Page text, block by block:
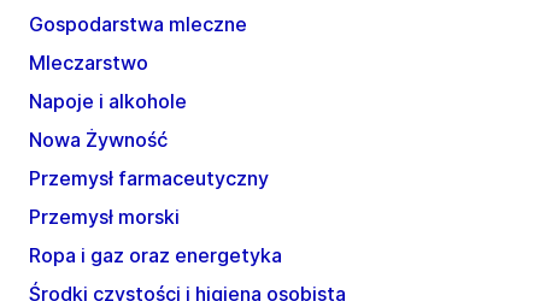
Gospodarstwa mleczne
Mleczarstwo
Napoje i alkohole
Nowa Żywność
Przemysł farmaceutyczny
Przemysł morski
Ropa i gaz oraz energetyka
Środki czystości i higiena osobista